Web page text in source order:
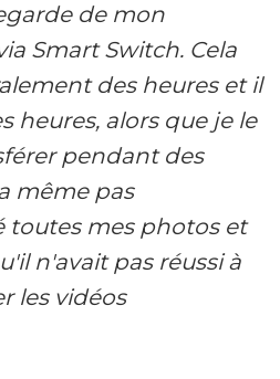
de mon
Smart Switch. Cela
des heures et il
heures, alors que je le
pendant des
même pas
toutes mes photos et
n'avait pas réussi à
les vidéos